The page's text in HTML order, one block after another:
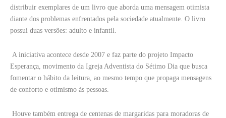
distribuir exemplares de um livro que aborda uma mensagem otimista
diante dos problemas enfrentados pela sociedade atualmente. O livro
possui duas versões: adulto e infantil.
A iniciativa acontece desde 2007 e faz parte do projeto Impacto
Esperança, movimento da Igreja Adventista do Sétimo Dia que busca
fomentar o hábito da leitura, ao mesmo tempo que propaga mensagens
de conforto e otimismo às pessoas.
Houve também entrega de centenas de margaridas para moradoras de